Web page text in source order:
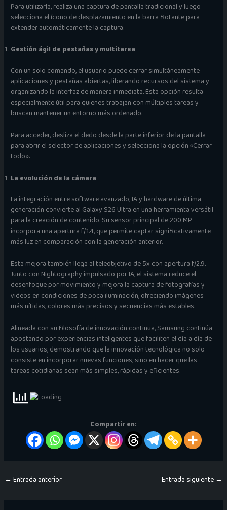
Para utilizarla, realiza una captura de pantalla tradicional y luego
selecciona el ícono de desplazamiento en la barra flotante para
extender automáticamente la captura.
Gestión ágil de pestañas y multitarea
Con un solo comando, el usuario puede cerrar simultáneamente
aplicaciones y pestañas abiertas, liberando recursos del sistema y
organizando la interfaz de manera inmediata. Esta opción resulta
especialmente útil para quienes trabajan con múltiples tareas y
buscan mantener un entorno más ordenado.
Para acceder, desliza el dedo desde la parte inferior de la pantalla
para abrir el selector de aplicaciones y selecciona la opción «Cerrar
todo».
La evolución de la cámara
La integración entre software avanzado, IA y hardware de última
generación convierte al Galaxy S26 Ultra en una herramienta versátil
para la creación de contenido. Su sensor principal de 200 MP
incorpora una apertura f/1.4, que permite captar significativamente
más luz en comparación con la generación anterior.
Esta mejora también llega al teleobjetivo de 5x con apertura f/2.9.
Junto con Nightography impulsado por IA, el sistema reduce el
desenfoque por movimiento y mejora la captura de fotografías y
videos en condiciones de poca iluminación, ofreciendo imágenes
más nítidas, colores más precisos y secuencias más estables.
Alineada con su filosofía de innovación continua, Samsung continúa
apostando por experiencias inteligentes que faciliten el día a día de
los usuarios, demostrando que la innovación tecnológica no solo
consiste en incorporar nuevas funciones, sino en hacer que las
tareas cotidianas sean más simples, rápidas y eficientes.
Compartir en:
← Entrada anterior Entrada siguiente →